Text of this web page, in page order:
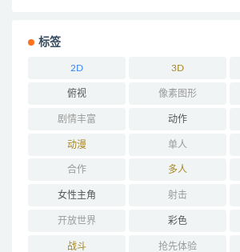
标签
2D 3D
俯视 像素图形
剧情丰富 动作
动漫 单人
合作 多人
女性主角 射击
开放世界 彩色
战斗 抢先体验